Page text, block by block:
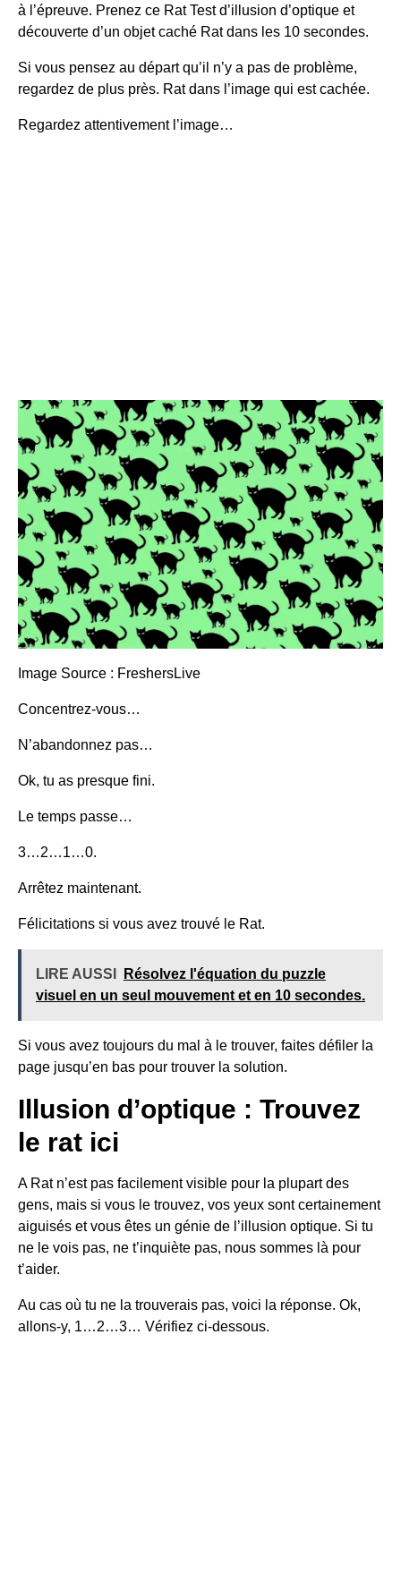
à l’épreuve. Prenez ce Rat Test d’illusion d’optique et
découverte d’un objet caché Rat dans les 10 secondes.
Si vous pensez au départ qu’il n’y a pas de problème,
regardez de plus près. Rat dans l’image qui est cachée.
Regardez attentivement l’image…
Image Source : FreshersLive
Concentrez-vous…
N’abandonnez pas…
Ok, tu as presque fini.
Le temps passe…
3…2…1…0.
Arrêtez maintenant.
Félicitations si vous avez trouvé le Rat.
LIRE AUSSI
Résolvez l'équation du puzzle
visuel en un seul mouvement et en 10 secondes.
Si vous avez toujours du mal à le trouver, faites défiler la
page jusqu’en bas pour trouver la solution.
Illusion d’optique : Trouvez
le rat ici
A Rat n’est pas facilement visible pour la plupart des
gens, mais si vous le trouvez, vos yeux sont certainement
aiguisés et vous êtes un génie de l’illusion optique. Si tu
ne le vois pas, ne t’inquiète pas, nous sommes là pour
t’aider.
Au cas où tu ne la trouverais pas, voici la réponse. Ok,
allons-y, 1…2…3… Vérifiez ci-dessous.